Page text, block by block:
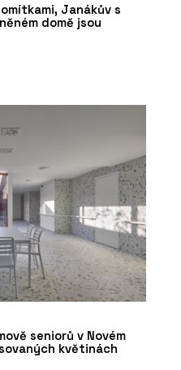
Janákův s
domě jsou
seniorů v Novém
květinách